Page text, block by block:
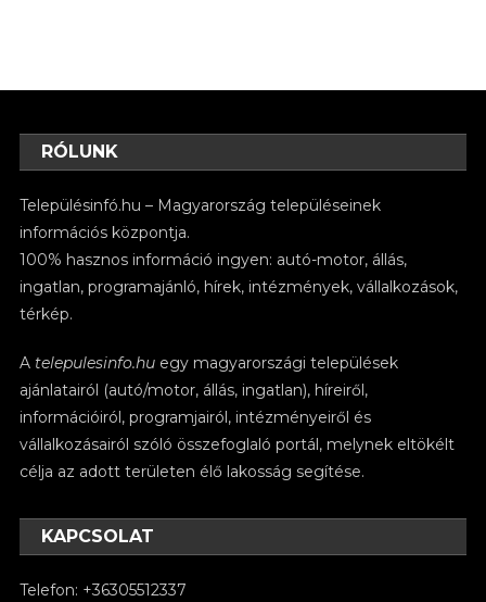
RÓLUNK
Településinfó.hu – Magyarország településeinek
információs központja.
100% hasznos információ ingyen: autó-motor, állás,
ingatlan, programajánló, hírek, intézmények, vállalkozások,
térkép.
A telepulesinfo.hu egy magyarországi települések
ajánlatairól (autó/motor, állás, ingatlan), híreiről,
információiról, programjairól, intézményeiről és
vállalkozásairól szóló összefoglaló portál, melynek eltökélt
célja az adott területen élő lakosság segítése.
KAPCSOLAT
Telefon: +36305512337